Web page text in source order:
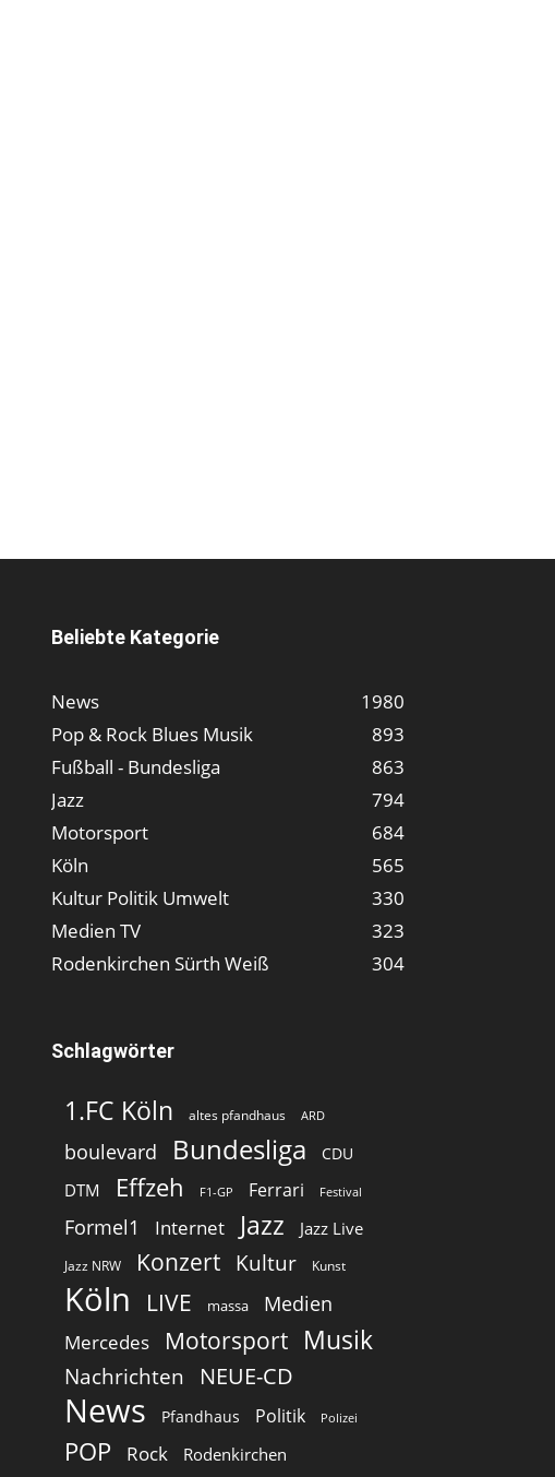
Beliebte Kategorie
News
1980
Pop & Rock Blues Musik
893
Fußball - Bundesliga
863
Jazz
794
Motorsport
684
Köln
565
Kultur Politik Umwelt
330
Medien TV
323
Rodenkirchen Sürth Weiß
304
Schlagwörter
1.FC Köln altes pfandhaus ARD
boulevard Bundesliga CDU
DTM Effzeh F1-GP Ferrari Festival
Formel1 Internet Jazz Jazz Live
Jazz NRW Konzert Kultur Kunst
Köln LIVE massa Medien
Mercedes Motorsport Musik
Nachrichten NEUE-CD
News Pfandhaus Politik Polizei
POP Rock Rodenkirchen